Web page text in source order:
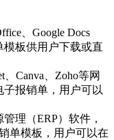
、Google Docs
板供用户下载或直
、Canva、Zoho等网
报销单，用户可以
理（ERP）软件，
单模板，用户可以在